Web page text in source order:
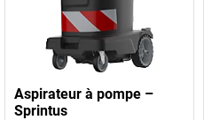
Aspirateur à pompe –
Sprintus